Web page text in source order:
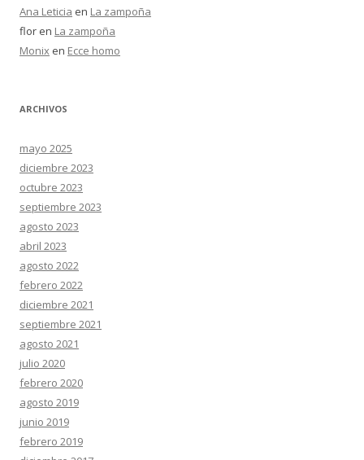
Ana Leticia en La zampoña
flor en La zampoña
Monix en Ecce homo
ARCHIVOS
mayo 2025
diciembre 2023
octubre 2023
septiembre 2023
agosto 2023
abril 2023
agosto 2022
febrero 2022
diciembre 2021
septiembre 2021
agosto 2021
julio 2020
febrero 2020
agosto 2019
junio 2019
febrero 2019